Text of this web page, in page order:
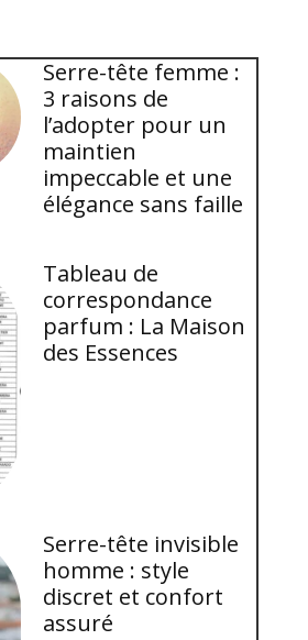
Serre-tête femme :
3 raisons de
l’adopter pour un
maintien
impeccable et une
élégance sans faille
Tableau de
correspondance
parfum : La Maison
des Essences
Serre-tête invisible
homme : style
discret et confort
assuré